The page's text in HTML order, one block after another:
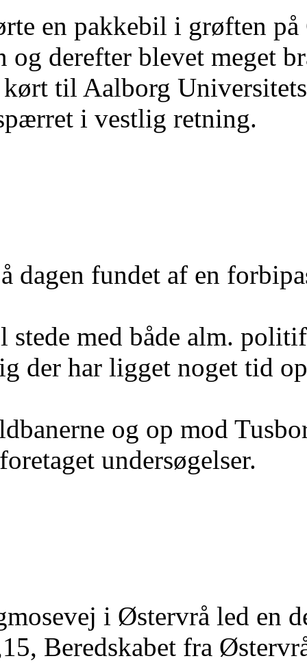
en pakkebil i grøften
derefter blevet meget
til Aalborg
i vestlig retning.
fundet af en
med både alm.
der har ligget noget tid
og op mod
undersøgelser.
i Østervrå led en
Beredskabet fra